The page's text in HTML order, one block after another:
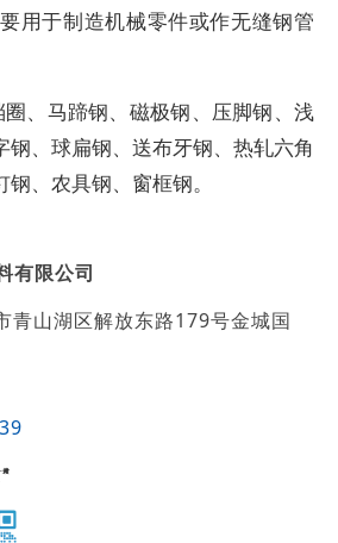
用于制造机械零件或作无缝钢管
、马蹄钢、磁极钢、压脚钢、浅
钢、球扁钢、送布牙钢、热轧六角
、农具钢、窗框钢。
有限公司
青山湖区解放东路179号金城国